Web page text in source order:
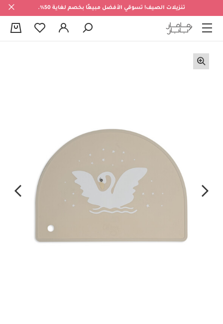
تنزيلات الصيف! تسوقي الأفضل مبيعًا بخصم لغاية 50%.